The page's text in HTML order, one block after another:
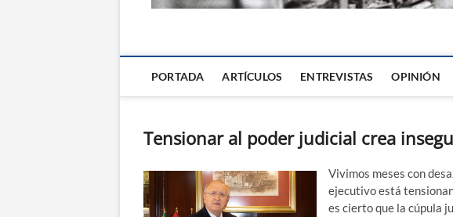
PORTADA ARTÍCULOS ENTREVISTAS OPINIÓN
Tensionar al poder judicial crea
Vivimos meses con
ejecutivo está
es cierto que la cúpula